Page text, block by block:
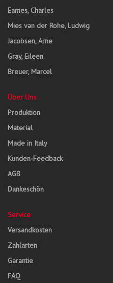
Eames, Charles
Mies van der Rohe, Ludwig
Jacobsen, Arne
Gray, Eileen
Breuer, Marcel
Über Uns
Produktion
Material
Made in Italy
Kunden-Feedback
AGB
Dankeschön
Service
Versandkosten
Zahlarten
Garantie
FAQ